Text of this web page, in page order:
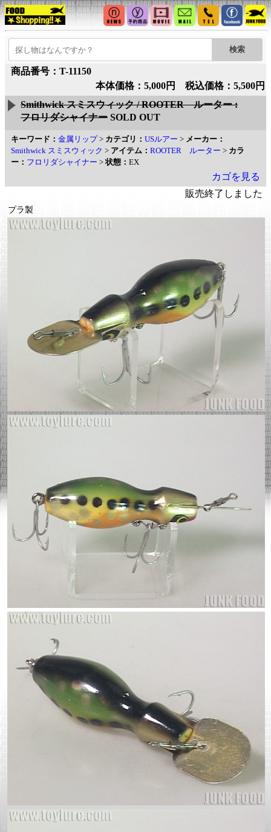
商品番号：T-11150
本体価格：5,000円 税込価格：5,500円
Smithwick スミスウィック / ROOTER ルーター :
フロリダシャイナー SOLD OUT
キーワード： 金属リップ> カテゴリ： USルアー > メーカー：
Smithwick スミスウィック > アイテム： ROOTER ルーター > カラ
ー： フロリダシャイナー >状態： EX
カゴを見る
販売終了しました
プラ製